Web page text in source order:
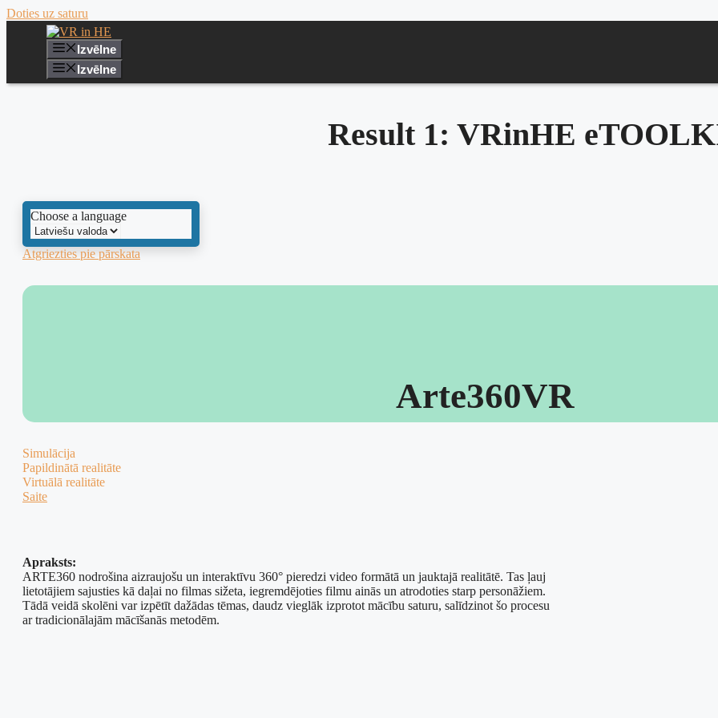
Doties uz saturu
Izvēlne
Izvēlne
Result 1: VRinHE
Choose a language
Atgriezties pie pārskata
Arte360VR
Simulācija
Papildinātā realitāte
Virtuālā realitāte
Saite
Apraksts:
ARTE360 nodrošina aizraujošu un interaktīvu 360° pieredzi video formātā un jauktajā realitātē. Tas ļauj
lietotājiem sajusties kā daļai no filmas sižeta, iegremdējoties filmu ainās un atrodoties starp personāžiem.
Tādā veidā skolēni var izpētīt dažādas tēmas, daudz vieglāk izprotot mācību saturu, salīdzinot šo procesu
ar tradicionālajām mācīšanās metodēm.